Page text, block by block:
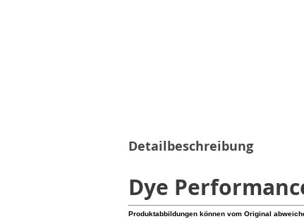
Detailbeschreibung
Dye
Produktabbildungen können vom Original